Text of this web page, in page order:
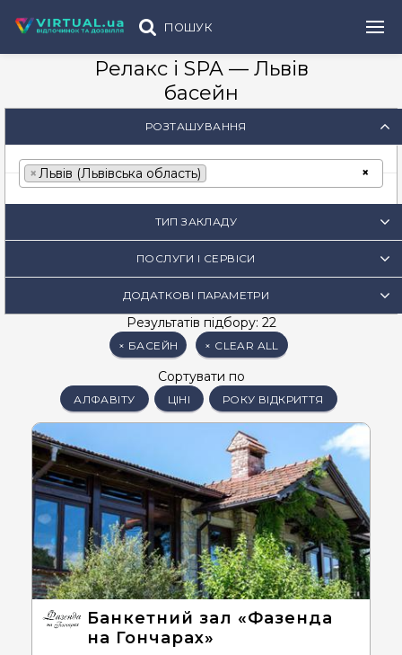
ПОШУК
Релакс і SPA — Львів
басейн
РОЗТАШУВАННЯ
×
×Львів (Львівська область)
ТИП ЗАКЛАДУ
ПОСЛУГИ І СЕРВІСИ
ДОДАТКОВІ ПАРАМЕТРИ
Результатів підбору: 22
× БАСЕЙН × CLEAR ALL
Сортувати по
АЛФАВІТУ ЦІНІ РОКУ ВІДКРИТТЯ
Банкетний зал «Фазенда
на Гончарах»